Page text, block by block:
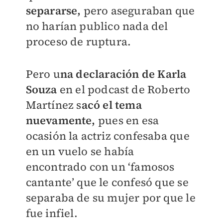
separarse, pero aseguraban que
no harían publico nada del
proceso de ruptura.
Pero una declaración de Karla
Souza en el podcast de Roberto
Martínez sacó el tema
nuevamente, pues en esa
ocasión la actriz confesaba que
en un vuelo se había
encontrado con un ‘famosos
cantante’ que le confesó que se
separaba de su mujer por que le
fue infiel.